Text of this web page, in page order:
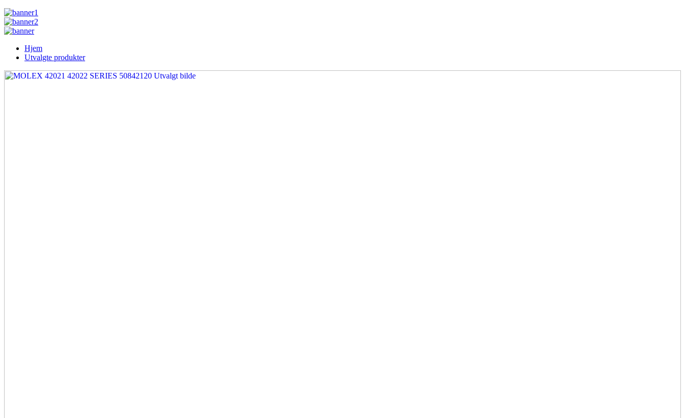
Hjem
Utvalgte produkter